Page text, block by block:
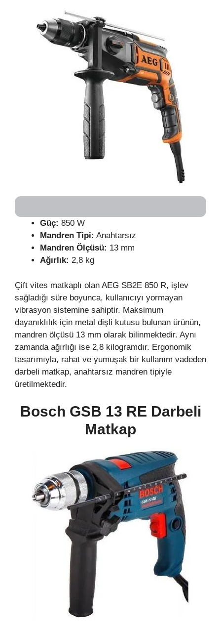
Güç: 850 W
Mandren Tipi: Anahtarsız
Mandren Ölçüsü: 13 mm
Ağırlık: 2,8 kg
Çift vites matkaplı olan AEG SB2E 850 R, işlev
sağladığı süre boyunca, kullanıcıyı yormayan
vibrasyon sistemine sahiptir. Maksimum
dayanıklılık için metal dişli kutusu bulunan ürünün,
mandren ölçüsü 13 mm olarak bilinmektedir. Aynı
zamanda ağırlığı ise 2,8 kilogramdır. Ergonomik
tasarımıyla, rahat ve yumuşak bir kullanım vadeden
darbeli matkap, anahtarsız mandren tipiyle
üretilmektedir.
Bosch GSB 13 RE Darbeli
Matkap